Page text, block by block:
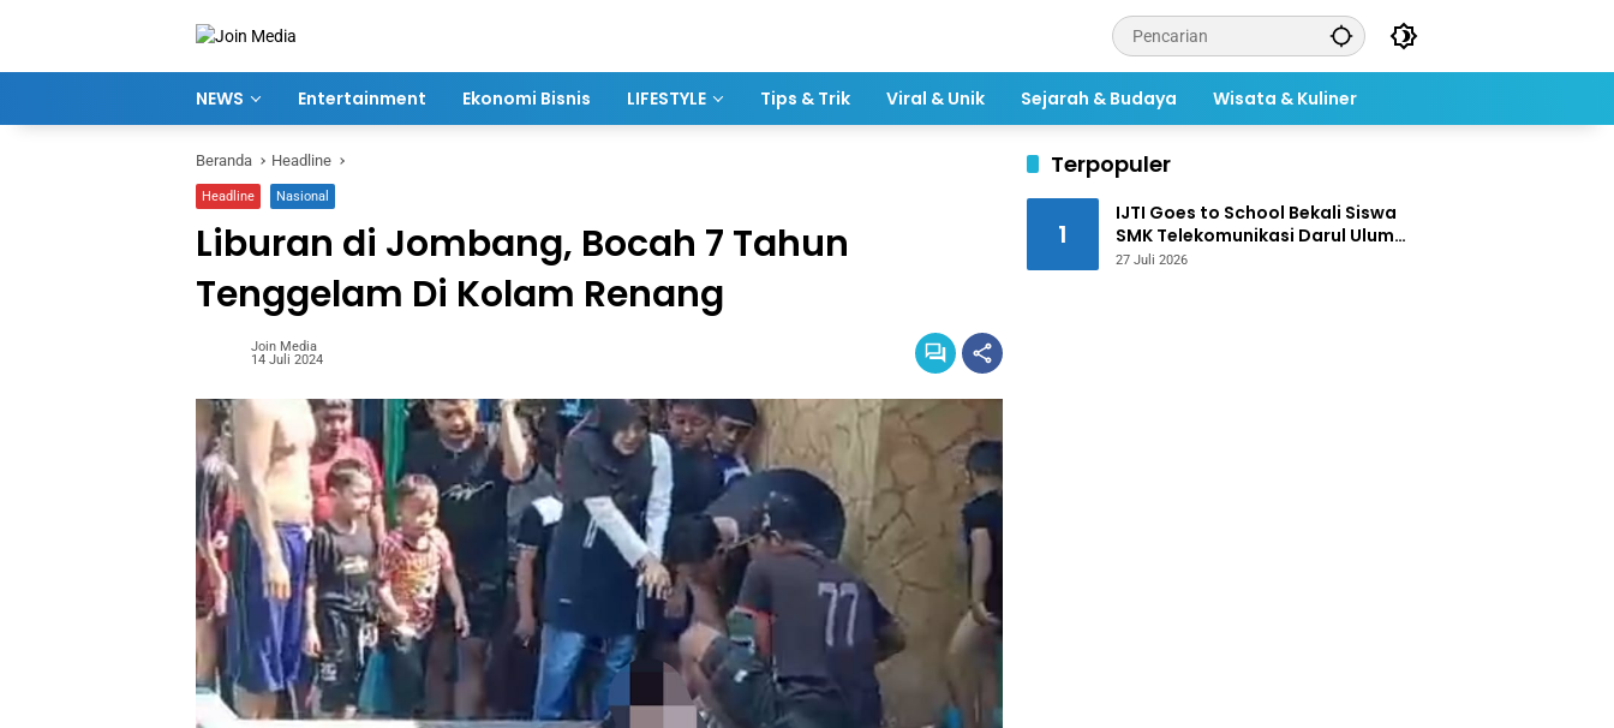
NEWS Entertainment Ekonomi Bisnis LIFESTYLE Tips & Trik Viral & Unik Sejarah & Budaya Wisata & Kuliner
Beranda Headline
Headline Nasional
Liburan di Jombang, Bocah 7 Tahun
Tenggelam Di Kolam Renang
Join Media
14 Juli 2024
Terpopuler
1
IJTI Goes to School Bekali Siswa
SMK Telekomunikasi Darul Ulum
Jombang Kuasai Jurnalistik
27 Juli 2026